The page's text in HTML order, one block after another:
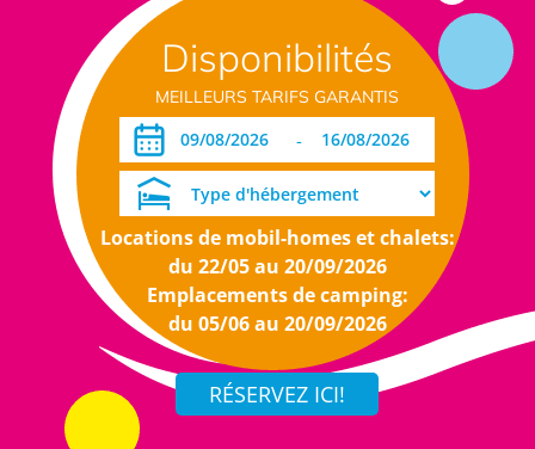
Disponibilités
MEILLEURS TARIFS GARANTIS
-
Locations de mobil-homes et chalets:
du 22/05 au 20/09/2026
Emplacements de camping:
du 05/06 au 20/09/2026